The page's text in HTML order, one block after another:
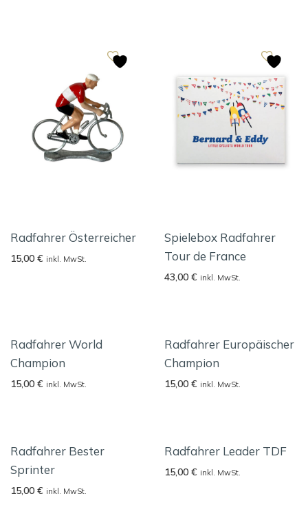
Radfahrer Österreicher
15,00 € inkl. MwSt.
Spielebox Radfahrer
Tour de France
43,00 € inkl. MwSt.
Radfahrer World
Champion
15,00 € inkl. MwSt.
Radfahrer Europäischer
Champion
15,00 € inkl. MwSt.
Radfahrer Bester
Sprinter
15,00 € inkl. MwSt.
Radfahrer Leader TDF
15,00 € inkl. MwSt.